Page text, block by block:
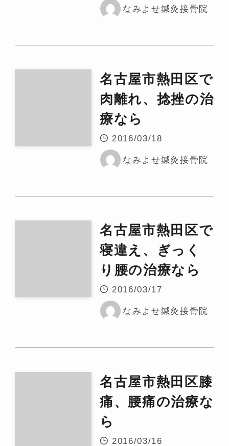
なみよせ鍼灸接骨院
名古屋市熱田区で
肉離れ、捻挫の治
療なら
2016/03/18
なみよせ鍼灸接骨院
名古屋市熱田区で
寝違え、ぎっく
り腰の治療なら
2016/03/17
なみよせ鍼灸接骨院
名古屋市熱田区膝
痛、腰痛の治療な
ら
2016/03/16